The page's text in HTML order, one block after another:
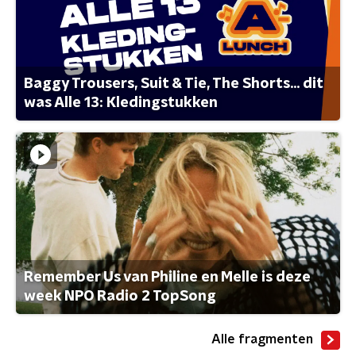
Baggy Trousers, Suit & Tie, The Shorts... dit
was Alle 13: Kledingstukken
Remember Us van Philine en Melle is deze
week NPO Radio 2 TopSong
Alle fragmenten